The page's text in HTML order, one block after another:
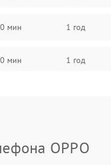
мин 1 год
мин 1 год
60 мин
OPPO